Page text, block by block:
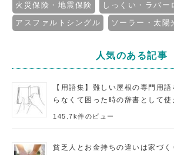
火災保険・地震保険
しっくい・ラバー
アスファルトシングル
ソーラー・太陽
人気のある記事
【用語集】難しい屋根の専門用
らなくて困った時の辞書として使
145.7k件のビュー
貧乏人とお金持ちの違いは家づ